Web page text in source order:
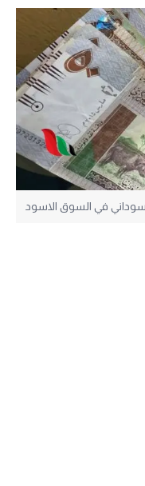
في السوق الاسود